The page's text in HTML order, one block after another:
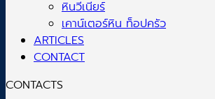
หินวีเนียร์
เคาน์เตอร์หิน ท็อปครัว
ARTICLES
CONTACT
CONTACTS